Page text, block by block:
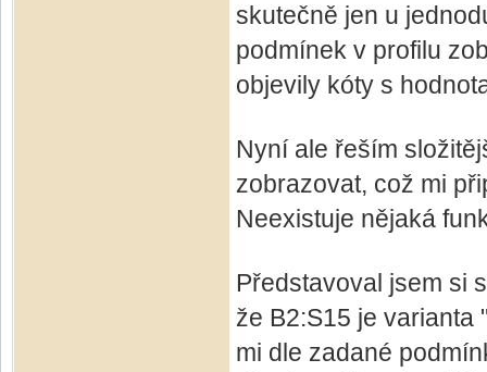
skutečně jen u
podmínek v profilu
objevily kóty s
Nyní ale řeším
zobrazovat, což mi
Neexistuje nějaká
Představoval jsem si
že B2:S15 je varianta
mi dle zadané